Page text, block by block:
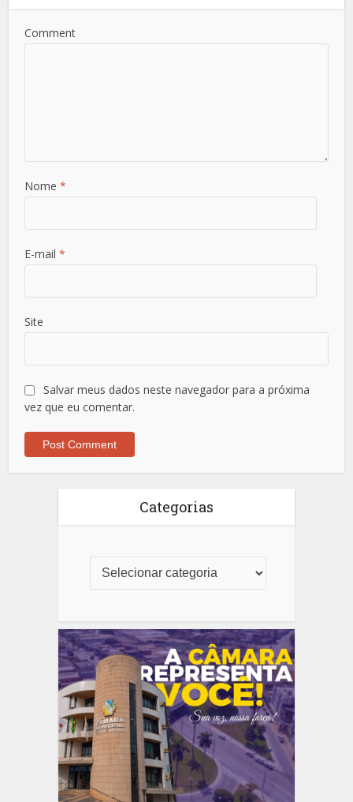
Comment
Nome*
E-mail*
Site
Salvar meus dados neste navegador para a próxima
vez que eu comentar.
Categorias